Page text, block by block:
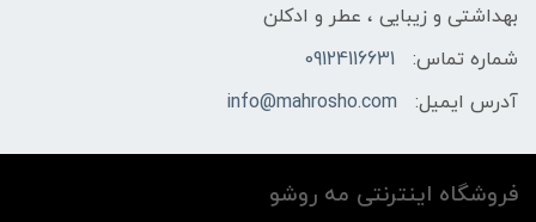
بهداشتی و زیبایی ، عطر و ادکلن
شماره تماس:
09124116631
آدرس ایمیل:
info@mahrosho.com
فروشگاه اینترنتی مه‌ رو‌شو